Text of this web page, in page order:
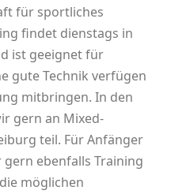
für sportliches
findet dienstags in
ist geeignet für
gute Technik verfügen
mitbringen. In den
gern an Mixed-
teil. Für Anfänger
ebenfalls Training
möglichen